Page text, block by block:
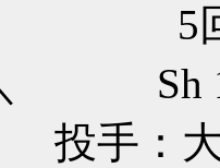
1-
投手：大